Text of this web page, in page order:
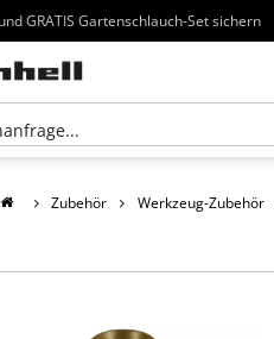
GRATIS Gartenschlauch-Set sichern
Zubehör Werkzeug-Zubehör